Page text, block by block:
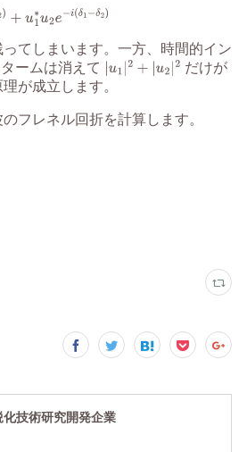
技術研究開発企業